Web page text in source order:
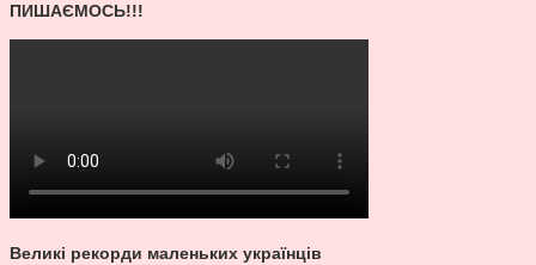
ПИШАЄМОСЬ!!!
Великі рекорди маленьких українців